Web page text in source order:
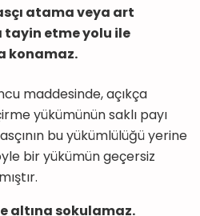
atama veya art
tayin etme yolu ile
konamaz.
maddesinde, açıkça
yükümünün saklı payı
bu yükümlülüğü yerine
bir yükümün geçersiz
altına sokulamaz.